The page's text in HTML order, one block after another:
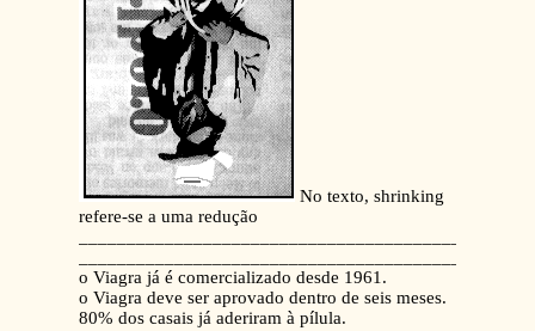
No texto, shrinking
refere-se a uma redução
o Viagra já é comercializado desde 1961.
o Viagra deve ser aprovado dentro de seis meses.
80% dos casais já aderiram à pílula.